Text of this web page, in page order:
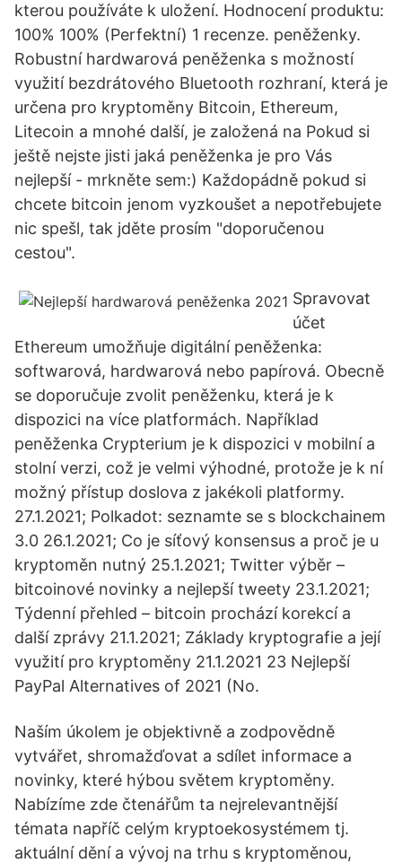
kterou používáte k uložení. Hodnocení produktu:
100% 100% (Perfektní) 1 recenze. peněženky.
Robustní hardwarová peněženka s možností
využití bezdrátového Bluetooth rozhraní, která je
určena pro kryptoměny Bitcoin, Ethereum,
Litecoin a mnohé další, je založená na Pokud si
ještě nejste jisti jaká peněženka je pro Vás
nejlepší - mrkněte sem:) Každopádně pokud si
chcete bitcoin jenom vyzkoušet a nepotřebujete
nic spešl, tak jděte prosím "doporučenou
cestou".
Spravovat
účet
Ethereum umožňuje digitální peněženka:
softwarová, hardwarová nebo papírová. Obecně
se doporučuje zvolit peněženku, která je k
dispozici na více platformách. Například
peněženka Crypterium je k dispozici v mobilní a
stolní verzi, což je velmi výhodné, protože je k ní
možný přístup doslova z jakékoli platformy.
27.1.2021; Polkadot: seznamte se s blockchainem
3.0 26.1.2021; Co je síťový konsensus a proč je u
kryptoměn nutný 25.1.2021; Twitter výběr –
bitcoinové novinky a nejlepší tweety 23.1.2021;
Týdenní přehled – bitcoin prochází korekcí a
další zprávy 21.1.2021; Základy kryptografie a její
využití pro kryptoměny 21.1.2021 23 Nejlepší
PayPal Alternatives of 2021 (No.
Naším úkolem je objektivně a zodpovědně
vytvářet, shromažďovat a sdílet informace a
novinky, které hýbou světem kryptoměny.
Nabízíme zde čtenářům ta nejrelevantnější
témata napříč celým kryptoekosystémem tj.
aktuální dění a vývoj na trhu s kryptoměnou,